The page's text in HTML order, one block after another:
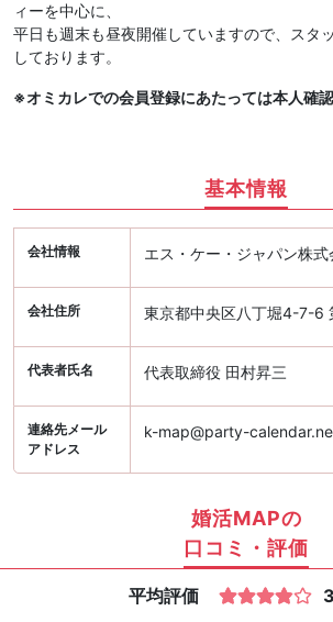
ィーを中心に、
平日も週末も昼夜開催していますので、スタ
しております。
※オミカレでの会員登録にあたっては本人確認
基本情報
会社情報 エス・ケー・ジャパン株式
会社住所 東京都中央区八丁堀4-7-6
代表者氏名 代表取締役 田村昇三
連絡先メール
アドレス
k-map@party-
婚活MAPの
口コミ・評価
平均評価